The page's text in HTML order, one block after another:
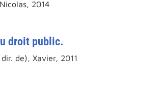
2014
droit public.
de), Xavier, 2011